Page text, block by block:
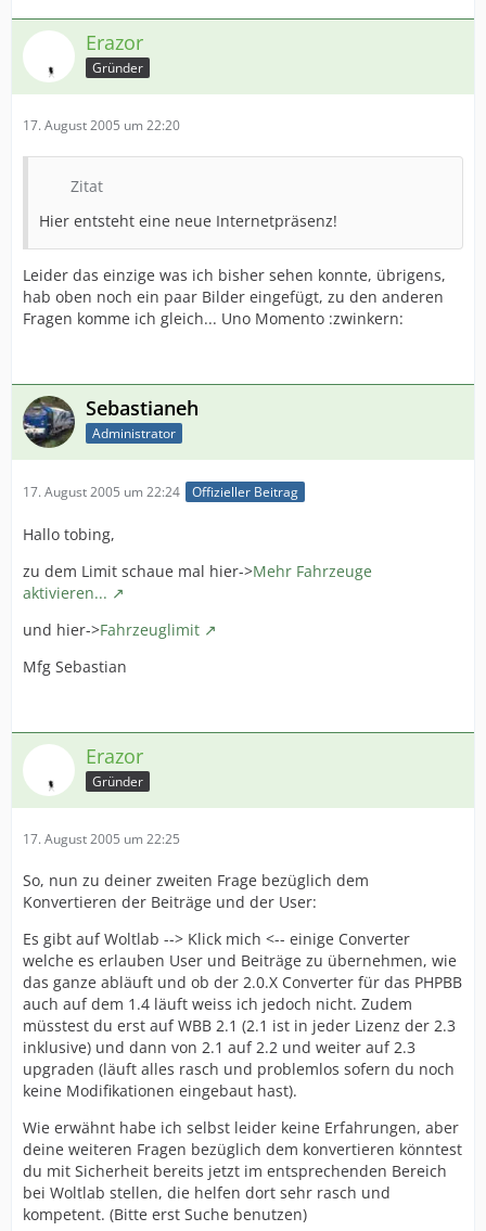
Erazor
Gründer
17. August 2005 um 22:20
Zitat
Hier entsteht eine neue Internetpräsenz!
Leider das einzige was ich bisher sehen konnte, übrigens,
hab oben noch ein paar Bilder eingefügt, zu den anderen
Fragen komme ich gleich... Uno Momento :zwinkern:
Sebastianeh
Administrator
17. August 2005 um 22:24 Offizieller Beitrag
Hallo tobing,
zu dem Limit schaue mal hier->Mehr Fahrzeuge
aktivieren...
und hier->Fahrzeuglimit
Mfg Sebastian
Erazor
Gründer
17. August 2005 um 22:25
So, nun zu deiner zweiten Frage bezüglich dem
Konvertieren der Beiträge und der User:
Es gibt auf Woltlab --> Klick mich <-- einige Converter
welche es erlauben User und Beiträge zu übernehmen, wie
das ganze abläuft und ob der 2.0.X Converter für das PHPBB
auch auf dem 1.4 läuft weiss ich jedoch nicht. Zudem
müsstest du erst auf WBB 2.1 (2.1 ist in jeder Lizenz der 2.3
inklusive) und dann von 2.1 auf 2.2 und weiter auf 2.3
upgraden (läuft alles rasch und problemlos sofern du noch
keine Modifikationen eingebaut hast).
Wie erwähnt habe ich selbst leider keine Erfahrungen, aber
deine weiteren Fragen bezüglich dem konvertieren könntest
du mit Sicherheit bereits jetzt im entsprechenden Bereich
bei Woltlab stellen, die helfen dort sehr rasch und
kompetent. (Bitte erst Suche benutzen)